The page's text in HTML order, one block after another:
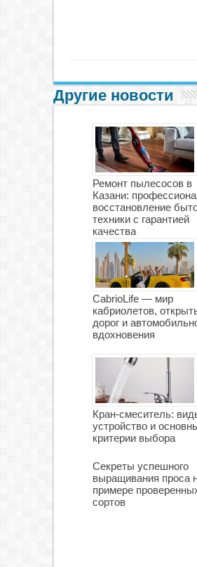
Другие новости
Ремонт пылесосов в
Казани:
восстановление
техники с гарантией
качества
CabrioLife — мир
кабриолетов,
дорог и
вдохновения
Кран-смеситель:
устройство и
критерии выбора
Секреты успешного
выращивания проса
примере
сортов